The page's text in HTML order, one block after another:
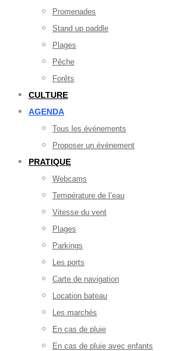
Promenades
Stand up paddle
Plages
Pêche
Forêts
CULTURE
AGENDA
Tous les événements
Proposer un événement
PRATIQUE
Webcams
Température de l’eau
Vitesse du vent
Plages
Parkings
Les ports
Carte de navigation
Location bateau
Les marchés
En cas de pluie
En cas de pluie avec enfants